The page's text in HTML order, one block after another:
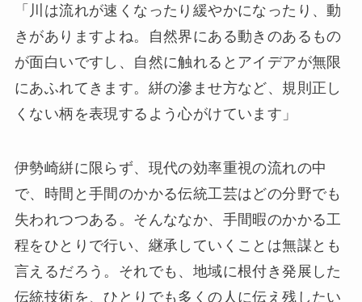
「川は流れが速くなったり緩やかになったり、動
きがありますよね。自然界にある動きのあるもの
が面白いですし、⾃然に触れるとアイデアが無限
にあふれてきます。絣の滲ませ方など、規則正し
くない柄を表現するよう⼼がけています」
伊勢崎絣に限らず、現代の効率重視の流れの中
で、時間と手間のかかる伝統工芸はどの分野でも
失われつつある。そんななか、手間暇のかかる工
程をひとりで行い、継承していくことは無謀とも
言えるだろう。それでも、地域に根付き発展した
伝統技術を、ひとりでも多くの人に伝え残したい